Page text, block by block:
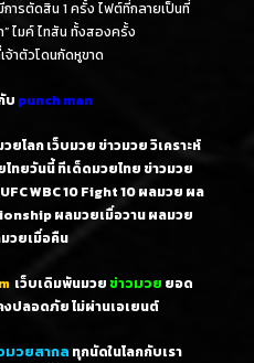
ารตัดสิน 1 ครั้ง ไฟต์ที่กลายเป็นที่
ไมค์ ไทสัน ทั้งสองครั้ง
าตัวโดนกัดหูขาด
บ punch man
โลก เว็บมวย ข่าวมวย วิเคราะห์
ไทยวันนี้ ทีเด็ดมวยไทย ข่าวมวย
WBC 10 Fight 10 ผลมวย ผล
ผลมวยเมื่อวาน ผลมวย
วยเมื่อคืน
เว็บเดิมพันมวย ข่าวมวย ยอด
งปลอดภัย ไม่ผ่านเอเยนต์
มวยสากล ทุกนัดในโลกกับเรา